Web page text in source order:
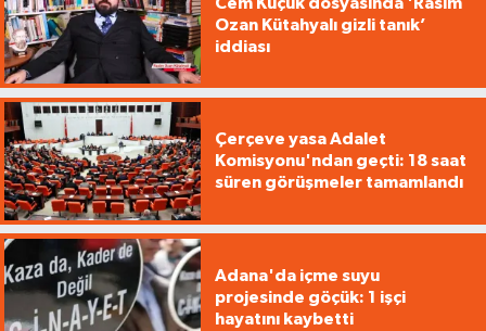
Ozan Kütahyalı gizli tanık’
iddiası
Çerçeve yasa Adalet
Komisyonu'ndan geçti: 18 saat
süren görüşmeler tamamlandı
Adana'da içme suyu
projesinde göçük: 1 işçi
hayatını kaybetti